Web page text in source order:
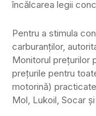
încălcarea legii
Pentru a stimula
carburanţilor,
Monitorul preţurilor
preţurile pentru
motorină)
Mol, Lukoil, Socar